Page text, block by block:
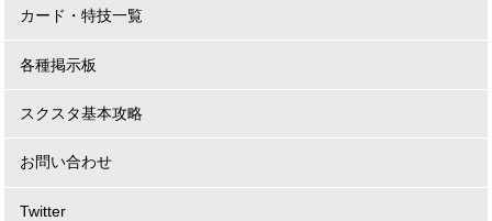
カード・特技一覧
各種掲示板
スクスタ基本攻略
お問い合わせ
Twitter